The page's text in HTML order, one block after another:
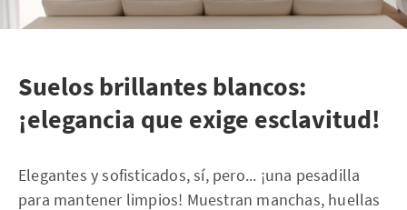
Suelos brillantes blancos:
¡elegancia que exige esclavitud!
Elegantes y sofisticados, sí, pero... ¡una pesadilla
para mantener limpios! Muestran manchas, huellas